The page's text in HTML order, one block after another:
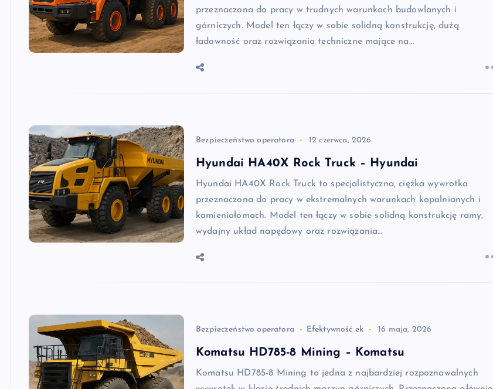
przeznaczona do pracy w trudnych warunkach budowlanych i
górniczych. Model ten łączy w sobie solidną konstrukcję, dużą
ładowność oraz rozwiązania techniczne mające na…
Bezpieczeństwo operatora 12 czerwca, 2026
Hyundai HA40X Rock Truck – Hyundai
Hyundai HA40X Rock Truck to specjalistyczna, ciężka wywrotka
przeznaczona do pracy w ekstremalnych warunkach kopalnianych i
kamieniołomach. Model ten łączy w sobie solidną konstrukcję ramy,
wydajny układ napędowy oraz rozwiązania…
Bezpieczeństwo operatora Efektywność ek 16 maja, 2026
Komatsu HD785-8 Mining – Komatsu
Komatsu HD785-8 Mining to jedna z najbardziej rozpoznawalnych